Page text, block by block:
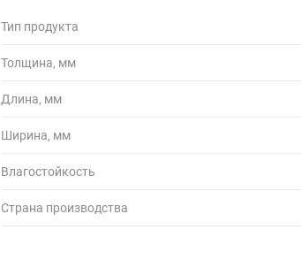
Тип продукта
Толщина, мм
Длина, мм
Ширина, мм
Влагостойкость
Страна производства